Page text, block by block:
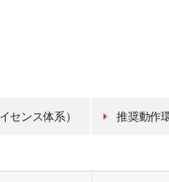
センス体系） 推奨動作